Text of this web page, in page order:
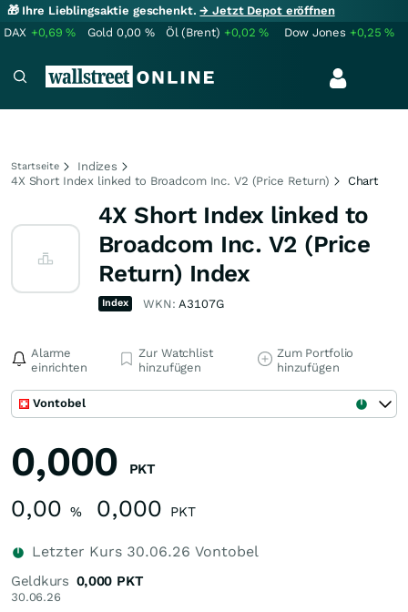
🎁 Ihre Lieblingsaktie geschenkt.→ Jetzt Depot eröffnen
DAX +0,69% Gold 0,00 % Öl (Brent) +0,02% Dow Jones +0,25%
Startseite
Indizes
4X Short Index linked to Broadcom Inc. V2 (Price Return)
Chart
4X Short Index linked to
Broadcom Inc. V2 (Price
Return) Index
Index WKN:A3107G
Alarme
einrichten
Zur Watchlist
hinzufügen
Zum Portfolio
hinzufügen
Vontobel
0,000 PKT
0,00 % 0,000 PKT
Letzter Kurs 30.06.26 Vontobel
Geldkurs
30.06.26
0,000 PKT